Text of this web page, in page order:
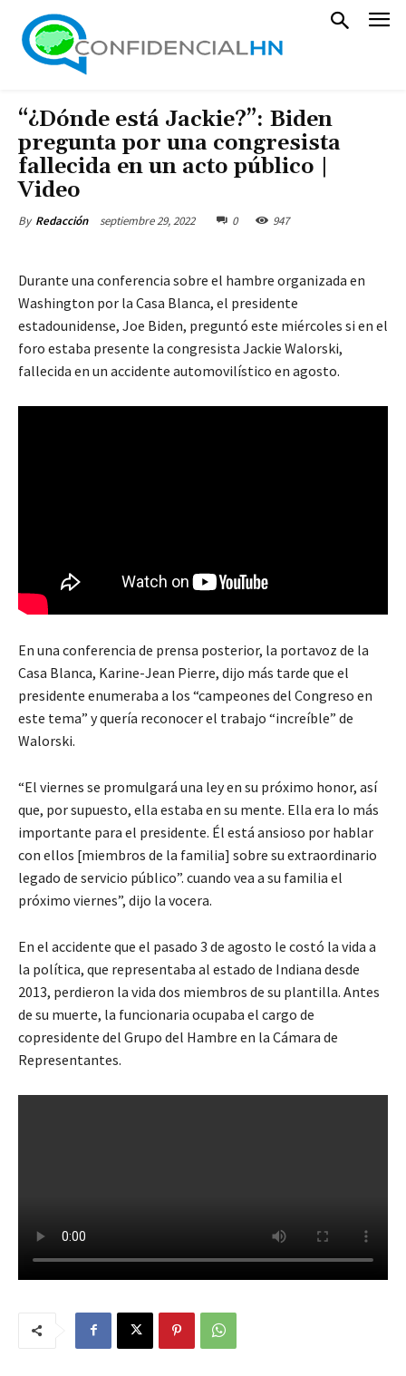
“¿Dónde está Jackie?”: Biden
pregunta por una congresista
fallecida en un acto público |
Video
By Redacción septiembre 29, 2022 0 947
Durante una conferencia sobre el hambre organizada en
Washington por la Casa Blanca, el presidente
estadounidense, Joe Biden, preguntó este miércoles si en el
foro estaba presente la congresista Jackie Walorski,
fallecida en un accidente automovilístico en agosto.
En una conferencia de prensa posterior, la portavoz de la
Casa Blanca, Karine-Jean Pierre, dijo más tarde que el
presidente enumeraba a los “campeones del Congreso en
este tema” y quería reconocer el trabajo “increíble” de
Walorski.
“El viernes se promulgará una ley en su próximo honor, así
que, por supuesto, ella estaba en su mente. Ella era lo más
importante para el presidente. Él está ansioso por hablar
con ellos [miembros de la familia] sobre su extraordinario
legado de servicio público”. cuando vea a su familia el
próximo viernes”, dijo la vocera.
En el accidente que el pasado 3 de agosto le costó la vida a
la política, que representaba al estado de Indiana desde
2013, perdieron la vida dos miembros de su plantilla. Antes
de su muerte, la funcionaria ocupaba el cargo de
copresidente del Grupo del Hambre en la Cámara de
Representantes.